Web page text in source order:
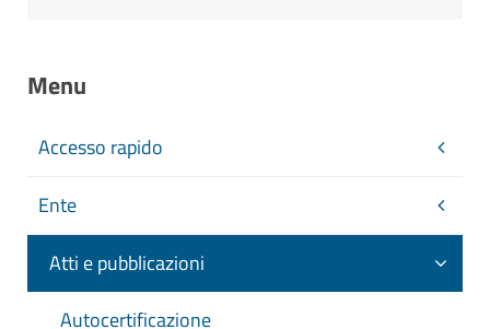
Menu
Accesso rapido
Ente
Atti e pubblicazioni
Autocertificazione